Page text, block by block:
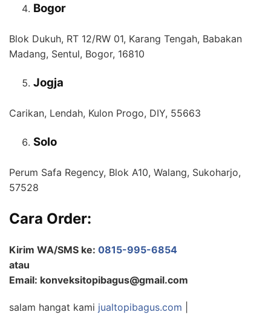
Bogor
Blok Dukuh, RT 12/RW 01, Karang Tengah, Babakan
Madang, Sentul, Bogor, 16810
Jogja
Carikan, Lendah, Kulon Progo, DIY, 55663
Solo
Perum Safa Regency, Blok A10, Walang, Sukoharjo,
57528
Cara Order:
Kirim WA/SMS ke: 0815-995-6854
atau
Email: konveksitopibagus@gmail.com
salam hangat kami jualtopibagus.com